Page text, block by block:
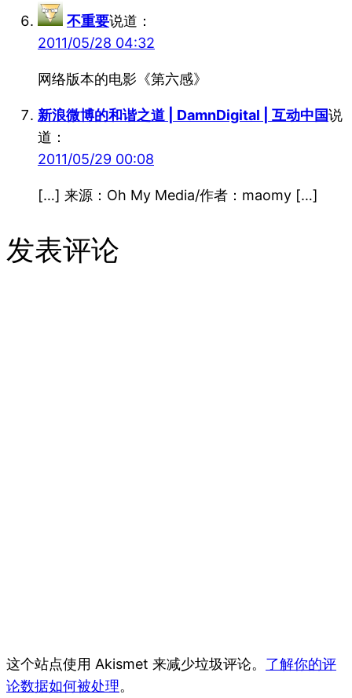
不重要说道：
2011/05/28 04:32
网络版本的电影《第六感》
新浪微博的和谐之道 | DamnDigital | 互动中国说
道：
2011/05/29 00:08
[…] 来源：Oh My Media/作者：maomy […]
发表评论
这个站点使用 Akismet 来减少垃圾评论。 了解你的评
论数据如何被处理。